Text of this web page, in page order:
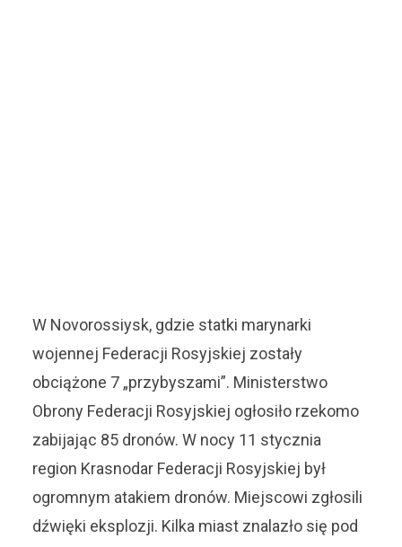
W Novorossiysk, gdzie statki marynarki
wojennej Federacji Rosyjskiej zostały
obciążone 7 „przybyszami”. Ministerstwo
Obrony Federacji Rosyjskiej ogłosiło rzekomo
zabijając 85 dronów. W nocy 11 stycznia
region Krasnodar Federacji Rosyjskiej był
ogromnym atakiem dronów. Miejscowi zgłosili
dźwięki eksplozji. Kilka miast znalazło się pod